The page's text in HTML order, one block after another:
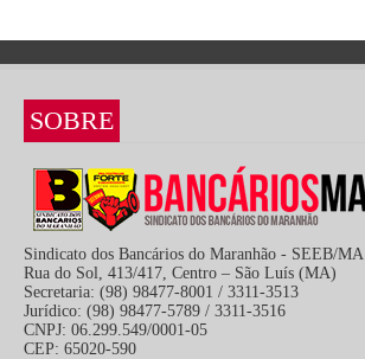
SOBRE
Sindicato dos Bancários do Maranhão - SEEB/MA
Rua do Sol, 413/417, Centro – São Luís (MA)
Secretaria: (98) 98477-8001 / 3311-3513
Jurídico: (98) 98477-5789 / 3311-3516
CNPJ: 06.299.549/0001-05
CEP: 65020-590